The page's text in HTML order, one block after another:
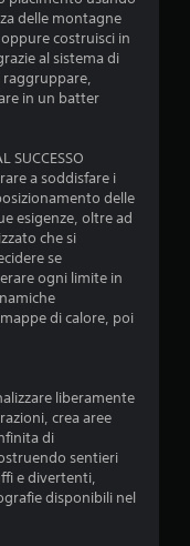
delle montagne
costruisci in
al sistema di
in un batter
SUCCESSO
a soddisfare i
delle
esigenze, oltre ad
che si
se
ogni limite in
di calore, poi
liberamente
crea aree
di
sentieri
e divertenti,
disponibili nel